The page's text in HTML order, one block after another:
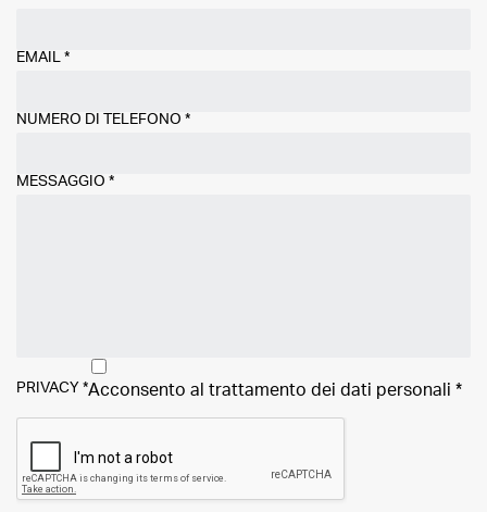
EMAIL *
NUMERO DI TELEFONO *
MESSAGGIO *
PRIVACY *Acconsento al trattamento dei dati personali *